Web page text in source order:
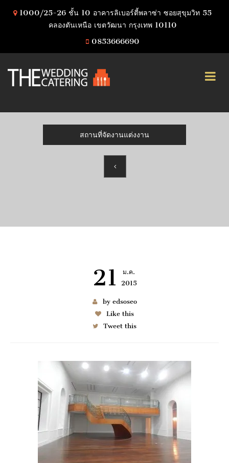
1000/25-26 ชั้น 10 อาคารลิเบอร์ตี้พลาซ่า ซอยสุขุมวิท 55
คลองตันเหนือ เขตวัฒนา กรุงเทพ 10110
0853666690
สถานที่จัดงานแต่งงาน
21
ม.ค.
2015
by edsoseo
Like this
Tweet this